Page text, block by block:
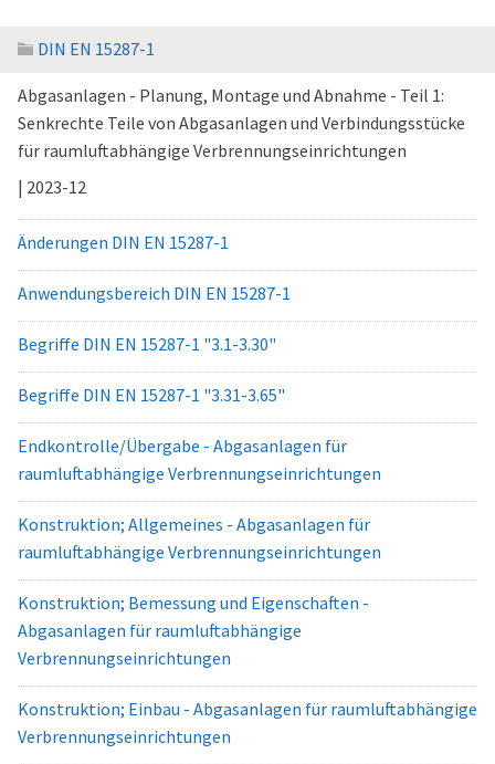
DIN EN 15287-1
Abgasanlagen - Planung, Montage und Abnahme - Teil 1:
Senkrechte Teile von Abgasanlagen und Verbindungsstücke
für raumluftabhängige Verbrennungseinrichtungen
| 2023-12
Änderungen DIN EN 15287-1
Anwendungsbereich DIN EN 15287-1
Begriffe DIN EN 15287-1 "3.1-3.30"
Begriffe DIN EN 15287-1 "3.31-3.65"
Endkontrolle/Übergabe - Abgasanlagen für
raumluftabhängige Verbrennungseinrichtungen
Konstruktion; Allgemeines - Abgasanlagen für
raumluftabhängige Verbrennungseinrichtungen
Konstruktion; Bemessung und Eigenschaften -
Abgasanlagen für raumluftabhängige
Verbrennungseinrichtungen
Konstruktion; Einbau - Abgasanlagen für raumluftabhängige
Verbrennungseinrichtungen